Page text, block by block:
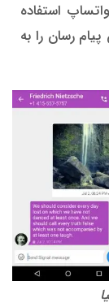
استفاده
رسان را به